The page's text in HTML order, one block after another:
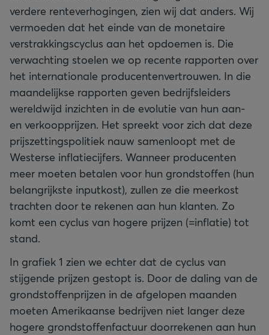
verdere renteverhogingen, zien wij dat anders. Wij
vermoeden dat het einde van de monetaire
verstrakkingscyclus aan het opdoemen is. Die
verwachting stoelen we op recente rapporten over
het internationale producentenvertrouwen. In die
maandelijkse rapporten geven bedrijfsleiders
wereldwijd inzichten in de evolutie van hun aan-
en verkoopprijzen. Het spreekt voor zich dat deze
prijszettingspolitiek nauw samenloopt met de
Westerse inflatiecijfers. Wanneer producenten
meer moeten betalen voor hun grondstoffen (hun
belangrijkste inputkost), zullen ze die meerkost
trachten door te rekenen aan hun klanten. Zo
komt een cyclus van hogere prijzen (=inflatie) tot
stand.
In grafiek 1 zien we echter dat de cyclus van
stijgende prijzen gestopt is. Door de daling van de
grondstoffenprijzen in de afgelopen maanden
moeten Amerikaanse bedrijven niet langer deze
hogere grondstoffenfactuur doorrekenen aan hun